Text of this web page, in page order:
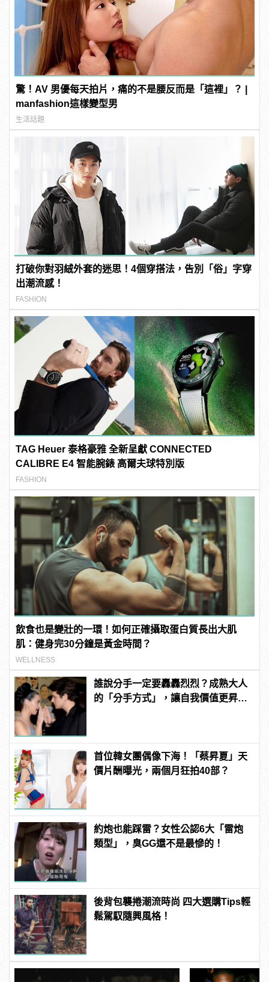
驚！AV 男優每天拍片，痛的不是腰反而是「這裡」？ |
manfashion這樣變型男
生活話題
打破你對羽絨外套的迷思！4個穿搭法，告別「俗」字穿
出潮流感！
FASHION
TAG Heuer 泰格豪雅 全新呈獻 CONNECTED
CALIBRE E4 智能腕錶 高爾夫球特別版
FASHION
飲食也是變壯的一環！如何正確攝取蛋白質長出大肌
肌：健身完30分鐘是黃金時間？
WELLNESS
誰說分手一定要轟轟烈烈？成熟大人
的「分手方式」，讓自我價值更昇
首位韓女團偶像下海！「蔡昇夏」天
價片酬曝光，兩個月狂拍40部？
約炮也能踩雷？女性公認6大「雷炮
類型」，臭GG還不是最慘的！
後背包襲捲潮流時尚 四大選購Tips輕
鬆駕馭隨興風格！